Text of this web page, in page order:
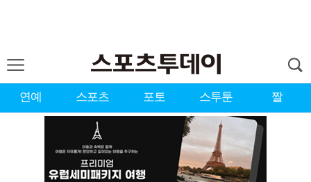
연예 스포츠 포토 스투툰 짤